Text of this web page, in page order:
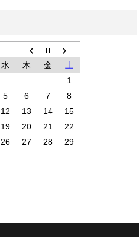
水 木 金
土
1
5 6 7
8
12 13 14
15
19 20 21
22
26 27 28
29